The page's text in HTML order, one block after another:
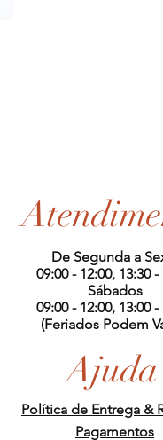
De Segunda a
09:00 - 12:00, 13:30 -
Sábados
09:00 - 12:00, 13:00 -
(Feriados Podem
Ajuda
Política de Entrega &
Pagamentos